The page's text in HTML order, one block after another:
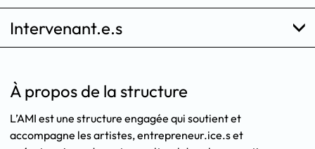
Intervenant.e.s
À propos de la structure
L’AMI est une structure engagée qui soutient et
accompagne les artistes, entrepreneur.ice.s et